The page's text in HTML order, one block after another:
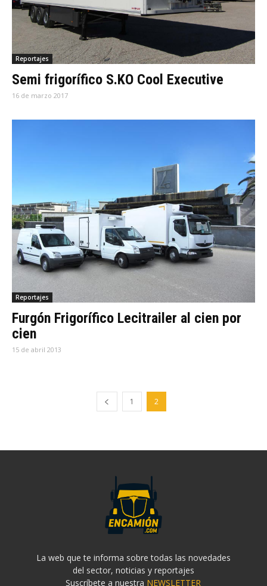
Reportajes
Semi frigorífico S.KO Cool Executive
16 de marzo 2017
Reportajes
Furgón Frigorífico Lecitrailer al cien por
cien
15 de abril 2013
1 2
La web que te informa sobre todas las novedades
del sector, noticias y reportajes
Suscríbete a nuestra NEWSLETTER